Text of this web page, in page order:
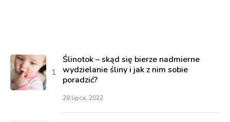
Ślinotok – skąd się bierze nadmierne
wydzielanie śliny i jak z nim sobie
poradzić?
28 lipca, 2022